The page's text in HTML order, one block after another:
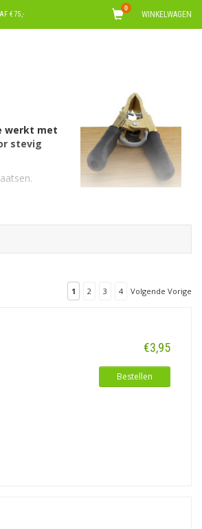
€75,- WINKELWAGEN
0
werkt met
stevig
slechte
is een
hebben stuk
bij test- en
1 2 3 4 Volgende Vorige
€3,95
Bestellen